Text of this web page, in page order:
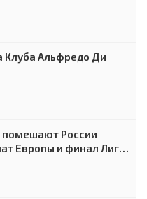
Клуба Альфредо Ди
помешают России
Европы и финал Лиги